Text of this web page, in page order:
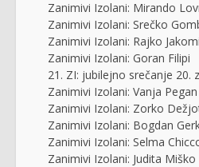
Zanimivi Izolani: Mirando
Zanimivi Izolani: Srečko
Zanimivi Izolani: Rajko
Zanimivi Izolani: Goran Filipi
21. ZI: jubilejno srečanje 20.
Zanimivi Izolani: Vanja Pegan
Zanimivi Izolani: Zorko
Zanimivi Izolani: Bogdan
Zanimivi Izolani: Selma
Zanimivi Izolani: Judita Miško